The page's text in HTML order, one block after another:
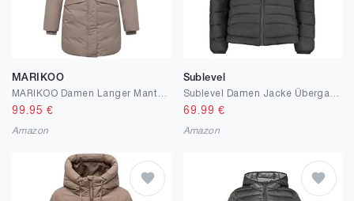
MARIKOO
99.95 €
Amazon
Sublevel
69.99 €
Amazon